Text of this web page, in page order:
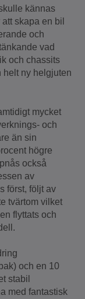
kännas
skapa en bil
och
vad
och chassits
helt ny helgjuten
mycket
och
än sin
högre
också
av
först, följt av
tvärtom vilket
flyttats och
och en 10
stabil
med fantastisk